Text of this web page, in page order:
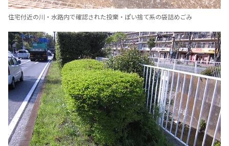
住宅付近の川・水路内で確認された投棄・ぽい捨て系の袋詰めごみ